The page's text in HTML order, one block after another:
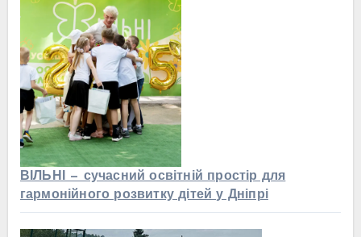
ВІЛЬНІ — сучасний освітній простір для
гармонійного розвитку дітей у Дніпрі